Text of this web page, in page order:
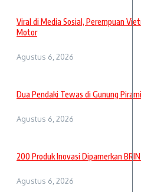
Viral di Media Sosial, Perempuan
Motor
Agustus 6, 2026
Dua Pendaki Tewas di Gunung
Agustus 6, 2026
200 Produk Inovasi Dipamerkan
Agustus 6, 2026